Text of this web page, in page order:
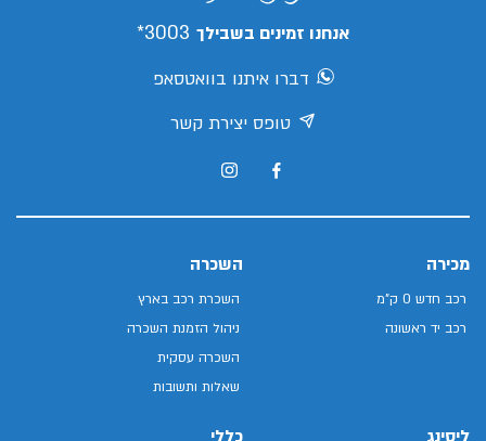
אנחנו זמינים בשבילך 3003*
דברו איתנו בוואטסאפ
טופס יצירת קשר
מכירה
רכב חדש 0 ק"מ
רכב יד ראשונה
השכרה
השכרת רכב בארץ
ניהול הזמנת השכרה
השכרה עסקית
שאלות ותשובות
ליסינג כללי